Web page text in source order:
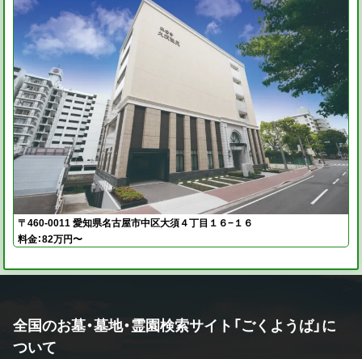
〒460-0011 愛知県名古屋市中区大須４丁目１６−１６
料金：82万円〜
全国のお墓・墓地・霊園検索サイト「ごくようば」に
ついて